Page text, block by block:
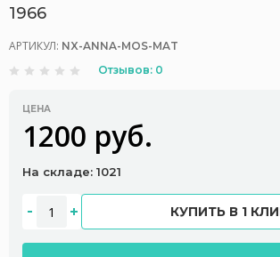
1966
АРТИКУЛ: NX-ANNA-MOS-MAT
Отзывов: 0
ЦЕНА
1200 руб.
На складе: 1021
КУПИТЬ В 1